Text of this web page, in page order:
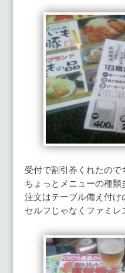
受付で割引券くれたので
ちょっとメニューの種類
注文はテーブル備え付け
セルフじゃなくファミレ